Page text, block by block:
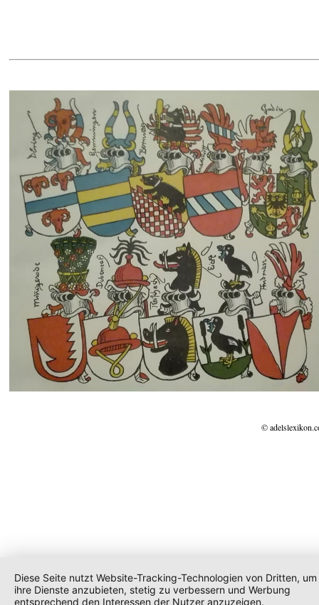
©
Diese Seite nutzt Website-Tracking-Technologien von Dritten, um
ihre Dienste anzubieten, stetig zu verbessern und Werbung
entsprechend den Interessen der Nutzer anzuzeigen.